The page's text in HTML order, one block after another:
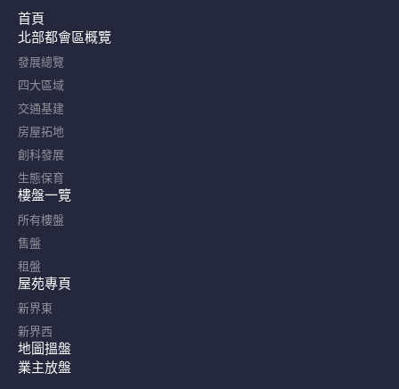
首頁
北部都會區概覽​
發展總覽
四大區域
交通基建
房屋拓地
創科發展
生態保育
樓盤一覽
所有樓盤
售盤
租盤
屋苑專頁
新界東
新界西
地圖搵盤
業主放盤